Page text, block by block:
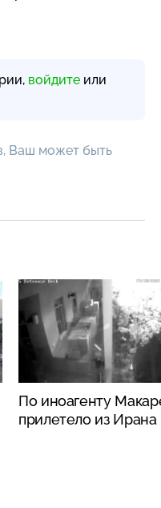
войдите или
Ваш может быть
По иноагенту
прилетело из Ирана